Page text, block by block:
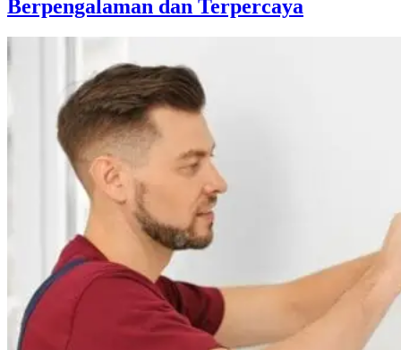
Berpengalaman dan Terpercaya